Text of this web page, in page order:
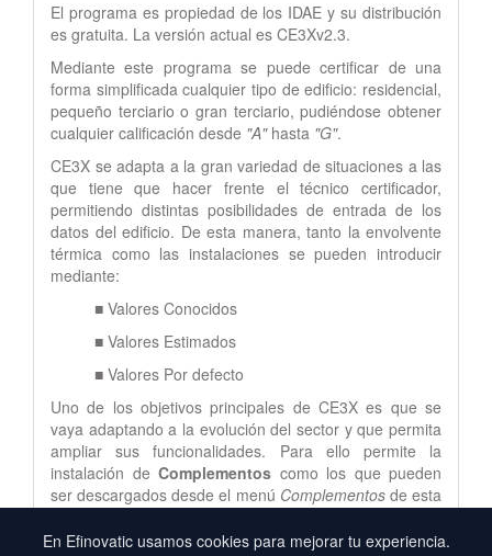
En Efinovatic usamos cookies para mejorar tu experiencia.
El programa es propiedad de los IDAE y su distribución
es gratuita. La versión actual es CE3Xv2.3.
Mediante este programa se puede certificar de una
forma simplificada cualquier tipo de edificio: residencial,
pequeño terciario o gran terciario, pudiéndose obtener
cualquier calificación desde "A"hasta "G".
CE3X se adapta a la gran variedad de situaciones a las
que tiene que hacer frente el técnico certificador,
permitiendo distintas posibilidades de entrada de los
datos del edificio. De esta manera, tanto la envolvente
térmica como las instalaciones se pueden introducir
mediante:
■ Valores Conocidos
■ Valores Estimados
■ Valores Por defecto
Uno de los objetivos principales de CE3X es que se
vaya adaptando a la evolución del sector y que permita
ampliar sus funcionalidades. Para ello permite la
instalación de Complementos como los que pueden
ser descargados desde el menú Complementosde esta